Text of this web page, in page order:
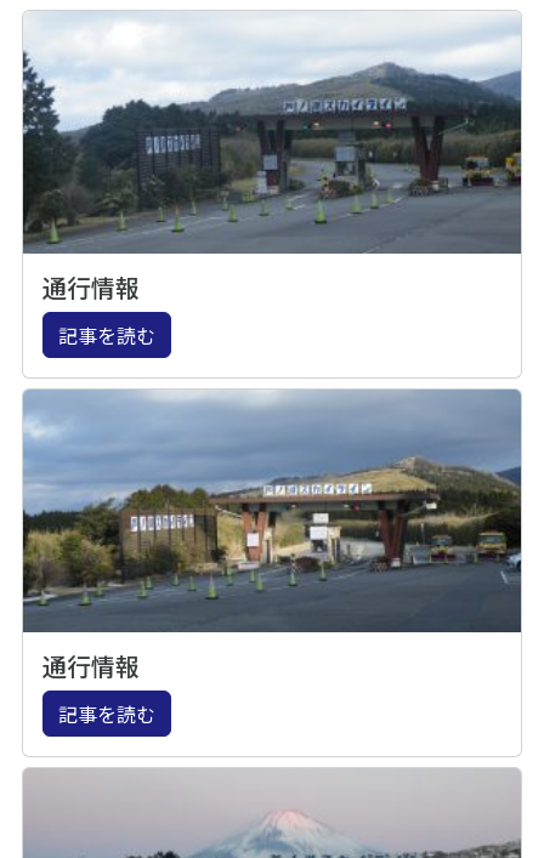
通行情報
記事を読む
通行情報
記事を読む